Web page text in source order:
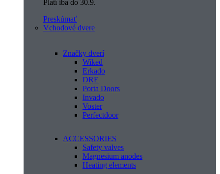
Platí iba do 30.9.
Preskúmať
Vchodové dvere
Značky dverí
Wiked
Erkado
DRE
Porta Doors
Invado
Voster
Perfectdoor
ACCESSORIES
Safety valves
Magnesium anodes
Heating elements